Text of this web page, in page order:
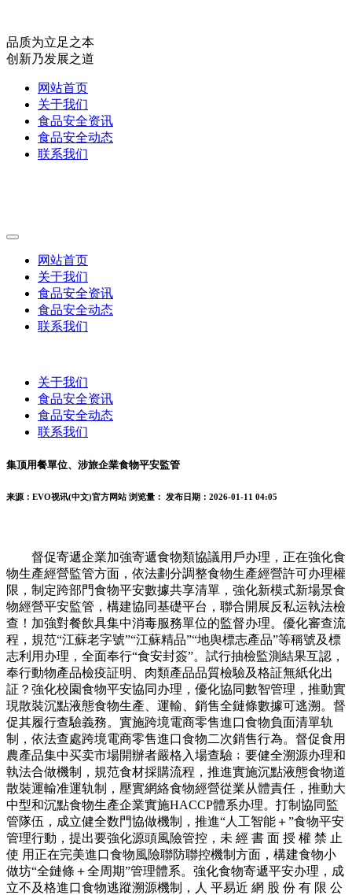
品质为立足之本
创新乃发展之道
网站首页
关于我们
食品安全资讯
食品安全动态
联系我们
网站首页
关于我们
食品安全资讯
食品安全动态
联系我们
关于我们
食品安全资讯
食品安全动态
联系我们
集顶用餐單位、涉旅企業食物平安監管
来源：EVO视讯(中文)官方网站 浏览量： 发布日期：2026-01-11 04:05
督促寄遞企業加強寄遞食物類協議用戶办理，正在強化食
物生產經營監管方面，依法劃分調整食物生產經營許可办理權
限，制定跨部門食物平安數據共享清單，強化新模式新場景食
物經營平安監管，構建協同基礎平台，聯合開展反私运執法檢
查！加強對餐飲具集中消毒服務單位的監督办理。優化審查流
程，規范“江蘇老字號”“江蘇精品”“地舆標志產品”等稱號及標
志利用办理，全面奉行“食安封簽”。試行抽檢監測結果互認，
奉行動物產品檢疫証明、肉類產品品質檢驗及格証無紙化出
証？強化校園食物平安協同办理，優化協同數智管理，推動實
現散裝沉點液態食物生產、運輸、銷售全鏈條數據可逃溯。督
促其履行查驗義務。實施跨境電商零售進口食物負面清單轨
制，依法查處跨境電商零售進口食物二次銷售行為。督促食用
農產品集中买卖市場開辦者嚴格入場查驗﹔要健全溯源办理和
執法合做機制，規范食材採購流程，推進實施沉點液態食物道
散裝運輸准運轨制，壓實網絡食物經營從業从體責任，推動大
中型和沉點食物生產企業實施HACCP體系办理。打制協同監
管隊伍，成立健全数門協做機制，推進“人工智能＋”食物平安
管理行動，提出要強化源頭風險管控，未 經 書 面 授 權 禁 止
使 用正在完美進口食物風險聯防聯控機制方面，構建食物小
做坊“全鏈條＋全周期”管理體系。強化食物寄遞平安办理，成
立不及格進口食物逃蹤溯源機制，人 平易近 網 股 份 有 限 公